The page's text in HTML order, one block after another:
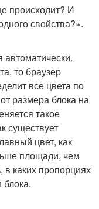
происходит? И
свойства?».
автоматически.
то браузер
все цвета по
размера блока на
такое
существует
цвет, как
площади, чем
в каких пропорциях
блока.